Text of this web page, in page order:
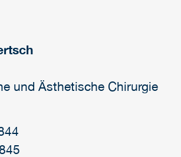
und Ästhetische Chirurgie